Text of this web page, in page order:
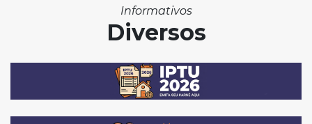
Informativos
Diversos